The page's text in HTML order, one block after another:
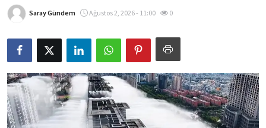
Spor Haberleri
Teknoloji Haberleri
Magazin Haberleri
Dünya Haberleri
Saray Gündem Ağustos 2, 2026 - 11:00 0